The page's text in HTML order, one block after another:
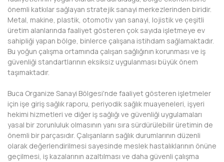
KASTAMONU
KAYSERİ
KIRIKKALE
KIRKLARELİ
KIRŞEHİR
KOCAELİ
KONYA
KÜTAHYA
önemli katkılar sağlayan stratejik sanayi merkezlerinden biridir.
Metal, makine, plastik, otomotiv yan sanayi, lojistik ve çeşitli
üretim alanlarında faaliyet gösteren çok sayıda işletmeye ev
sahipliği yapan bölge, binlerce çalışana istihdam sağlamaktadır.
Bu yoğun çalışma ortamında çalışan sağlığının korunması ve iş
güvenliği standartlarının eksiksiz uygulanması büyük önem
taşımaktadır.
Buca Organize Sanayi Bölgesi'nde faaliyet gösteren işletmeler
için işe giriş sağlık raporu, periyodik sağlık muayeneleri, işyeri
hekimi hizmetleri ve diğer iş sağlığı ve güvenliği uygulamaları
yasal bir zorunluluk olmasının yanı sıra sürdürülebilir üretimin de
önemli bir parçasıdır. Çalışanların sağlık durumlarının düzenli
olarak değerlendirilmesi sayesinde meslek hastalıklarının önüne
geçilmesi, iş kazalarının azaltılması ve daha güvenli çalışma